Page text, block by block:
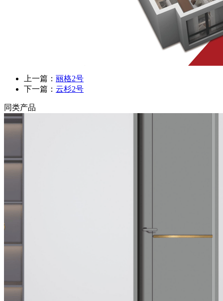
上一篇： 丽格2号
下一篇： 云杉2号
同类产品